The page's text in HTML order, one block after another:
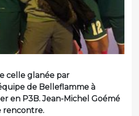
celle glanée par
de Belleflamme à
en P3B. Jean-Michel Goémé
rencontre.